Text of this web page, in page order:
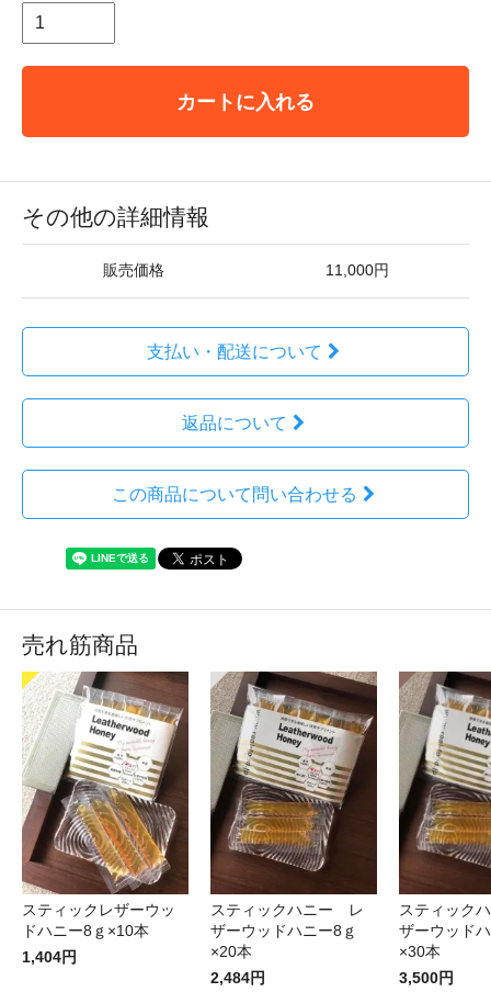
カートに入れる
その他の詳細情報
販売価格 11,000円
支払い・配送について
返品について
この商品について問い合わせる
売れ筋商品
スティックレザーウッ
ドハニー8ｇ×10本
1,404円
スティックハニー レ
ザーウッドハニー8ｇ
×20本
2,484円
スティック
ザーウッド
×30本
3,500円